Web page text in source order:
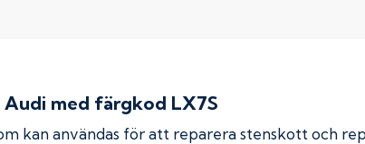
Audi med färgkod LX7S
kan användas för att reparera stenskott och